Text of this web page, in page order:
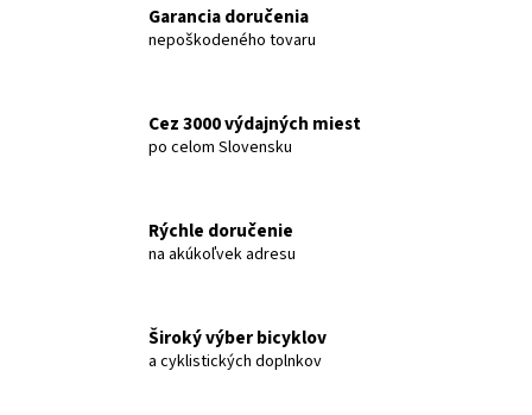
Garancia doručenia
nepoškodeného tovaru
Cez 3000 výdajných miest
po celom Slovensku
Rýchle doručenie
na akúkoľvek adresu
Široký výber bicyklov
a cyklistických doplnkov